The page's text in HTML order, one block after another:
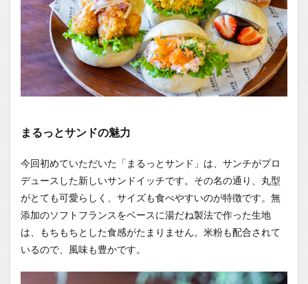
まるっとサンドの魅力
今回初めていただいた「まるっとサンド」は、サンチがプロ
デュースした新しいサンドイッチです。その名の通り、丸型
がとても可愛らしく、サイズも食べやすいのが特徴です。無
添加のソフトフランスをベースに湯だね製法で作った生地
は、もちもちとした食感がたまりません。米粉も配合されて
いるので、風味も豊かです。